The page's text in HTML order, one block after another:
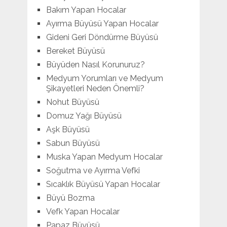
Bakım Yapan Hocalar
Ayırma Büyüsü Yapan Hocalar
Gideni Geri Döndürme Büyüsü
Bereket Büyüsü
Büyüden Nasıl Korunuruz?
Medyum Yorumları ve Medyum
Şikayetleri Neden Önemli?
Nohut Büyüsü
Domuz Yağı Büyüsü
Aşk Büyüsü
Sabun Büyüsü
Muska Yapan Medyum Hocalar
Soğutma ve Ayırma Vefki
Sıcaklık Büyüsü Yapan Hocalar
Büyü Bozma
Vefk Yapan Hocalar